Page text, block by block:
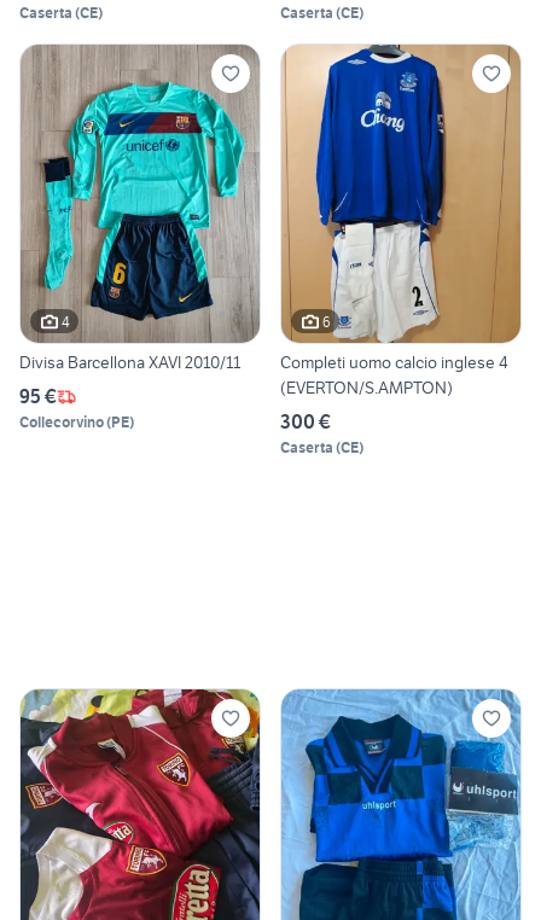
Caserta (CE) Caserta (CE)
4
Divisa Barcellona XAVI 2010/11
95 €
Collecorvino(PE)
6
Completi uomo calcio inglese 4
(EVERTON/S.AMPTON)
300 €
Caserta (CE)